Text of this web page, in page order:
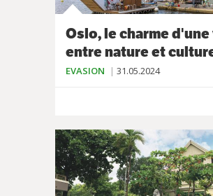
Oslo, le charme
entre nature et
EVASION 31.05.2024